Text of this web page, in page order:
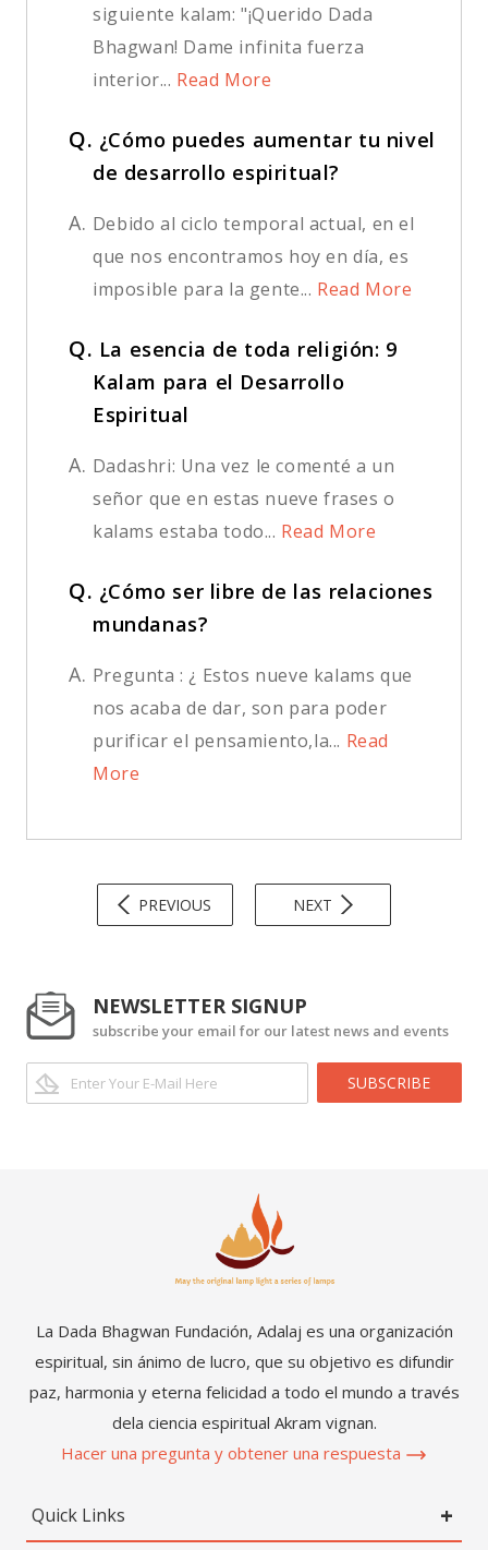
siguiente kalam: "¡Querido Dada
Bhagwan! Dame infinita fuerza
interior... Read More
Q. ¿Cómo puedes aumentar tu nivel
de desarrollo espiritual?
A. Debido al ciclo temporal actual, en el
que nos encontramos hoy en día, es
imposible para la gente... Read More
Q. La esencia de toda religión: 9
Kalam para el Desarrollo
Espiritual
A. Dadashri: Una vez le comenté a un
señor que en estas nueve frases o
kalams estaba todo... Read More
Q. ¿Cómo ser libre de las relaciones
mundanas?
A. Pregunta : ¿ Estos nueve kalams que
nos acaba de dar, son para poder
purificar el pensamiento,la... Read
More
PREVIOUS NEXT
NEWSLETTER SIGNUP
subscribe your email for our latest news and events
SUBSCRIBE
La Dada Bhagwan Fundación, Adalaj es una organización
espiritual, sin ánimo de lucro, que su objetivo es difundir
paz, harmonia y eterna felicidad a todo el mundo a través
dela ciencia espiritual Akram vignan.
Hacer una pregunta y obtener una respuesta
Quick Links